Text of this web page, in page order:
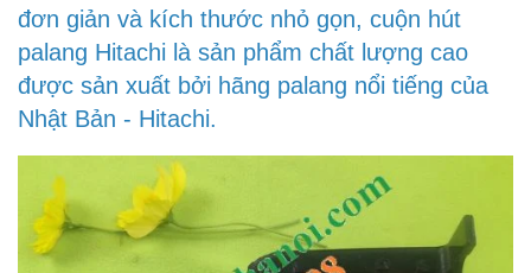
đơn giản và kích thước nhỏ gọn, cuộn hút
palang Hitachi là sản phẩm chất lượng cao
được sản xuất bởi hãng palang nổi tiếng của
Nhật Bản - Hitachi.